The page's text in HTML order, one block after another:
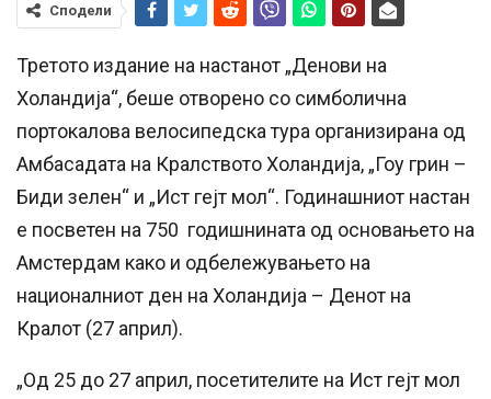
Сподели
Третото издание на настанот „Денови на
Холандија“, беше отворено со симболична
портокалова велосипедска тура организирана од
Амбасадата на Кралството Холандија, „Гоу грин –
Биди зелен“ и „Ист гејт мол“. Годинашниот настан
е посветен на 750 годишнината од основањето на
Амстердам како и одбележувањето на
националниот ден на Холандија – Денот на
Кралот (27 април).
„Од 25 до 27 април, посетителите на Ист гејт мол